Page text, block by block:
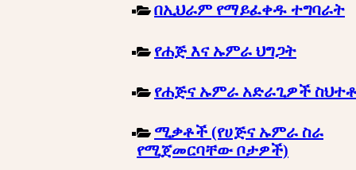
በኢህራም የማይፈቀዱ ተግባራት
የሐጅ እና ኡምራ ህግጋት
የሐጅና ኡምራ አድራጊዎች
ሚቃቶች (የሀጅና ኡምራ ስራ
የሚጀመርባቸው ቦታዎች)